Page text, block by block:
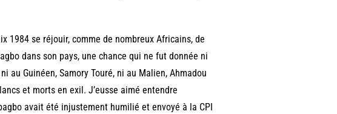
1984 se réjouir, comme de nombreux Africains, de
dans son pays, une chance qui ne fut donnée ni
au Guinéen, Samory Touré, ni au Malien, Ahmadou
et morts en exil. J’eusse aimé entendre
avait été injustement humilié et envoyé à la CPI